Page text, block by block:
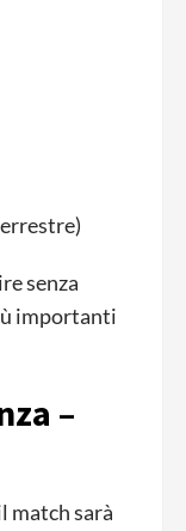
senza
importanti
–
match sarà